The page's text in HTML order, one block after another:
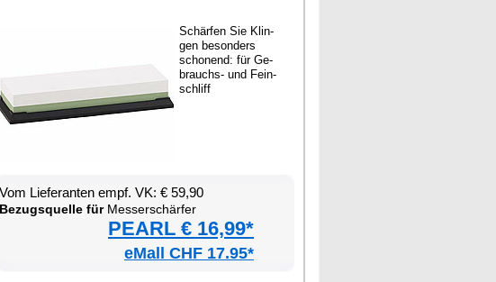
Schär­fen Sie Klin­
gen be­son­ders
scho­nend: für Ge­
brauchs- und Fein­
schliff
Vom Lie­fe­ran­ten empf. VK: € 59,90
Be­zugs­quel­le fürMes­ser­schär­fer
PEARL € 16,99*
eMall CHF 17.95*